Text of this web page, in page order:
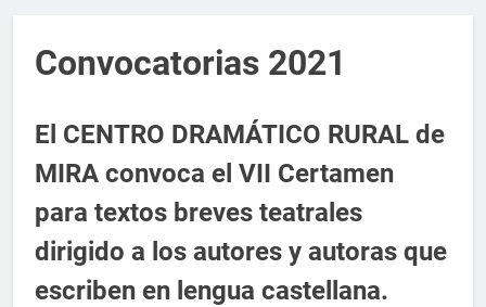
Convocatorias 2021
El CENTRO DRAMÁTICO RURAL de
MIRA convoca el VII Certamen
para textos breves teatrales
dirigido a los autores y autoras que
escriben en lengua castellana.